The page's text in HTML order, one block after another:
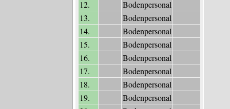
12.
Bodenpersonal
13.
Bodenpersonal
14.
Bodenpersonal
15.
Bodenpersonal
16.
Bodenpersonal
17.
Bodenpersonal
18.
Bodenpersonal
19.
Bodenpersonal